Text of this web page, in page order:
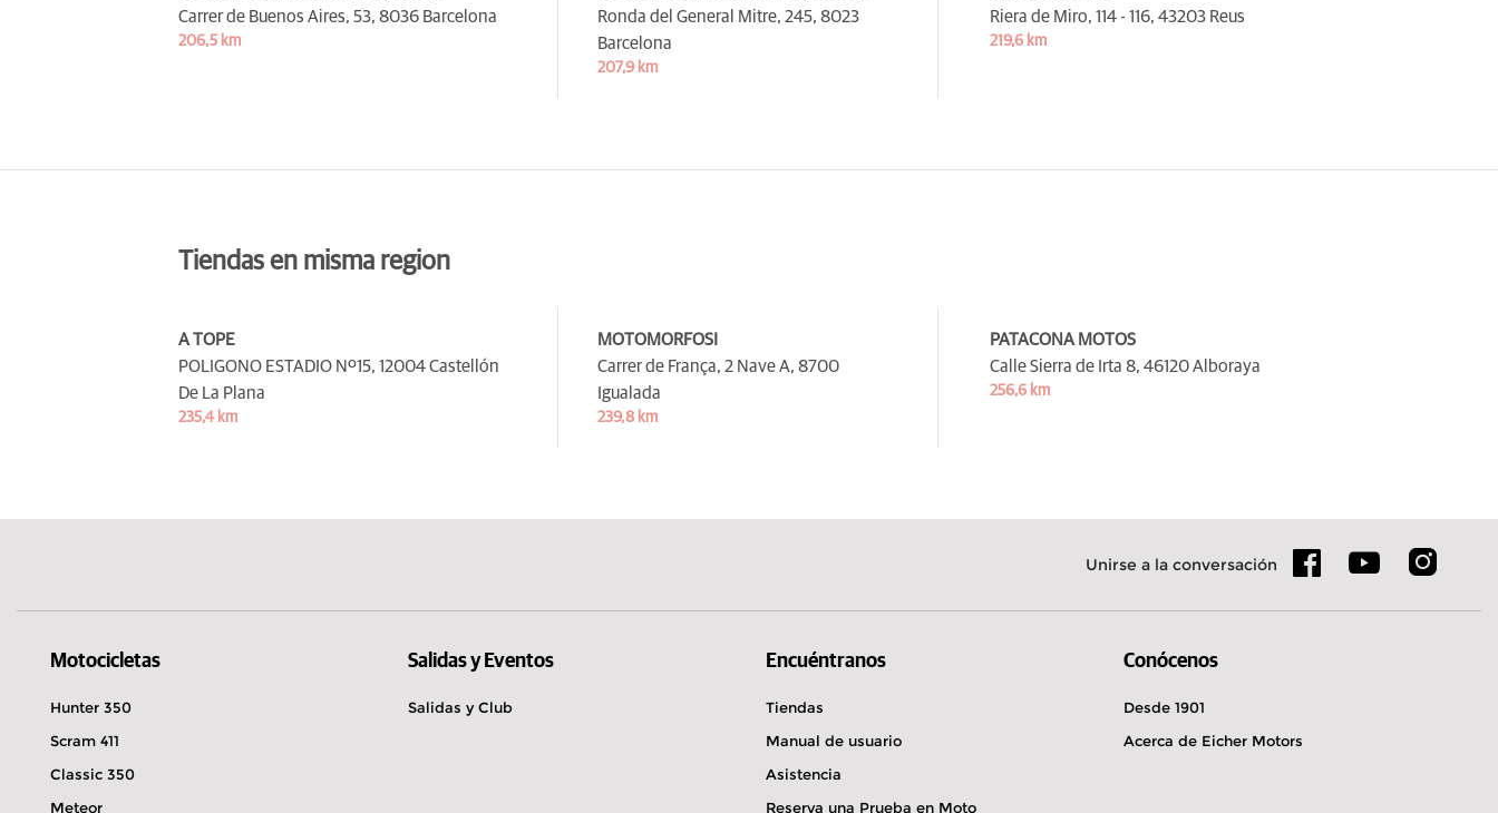
Carrer de Buenos Aires, 53, 8036 Barcelona
206,5 km
Ronda del General Mitre, 245, 8023
Barcelona
207,9 km
Riera de Miro, 114 - 116, 43203 Reus
219,6 km
Tiendas en misma region
A TOPE
POLIGONO ESTADIO Nº15, 12004 Castellón
De La Plana
235,4 km
MOTOMORFOSI
Carrer de França, 2 Nave A, 8700
Igualada
239,8 km
PATACONA MOTOS
Calle Sierra de Irta 8, 46120 Alboraya
256,6 km
Unirse a la conversación
Motocicletas
Hunter 350
Scram 411
Classic 350
Meteor
Salidas y Eventos
Salidas y Club
Encuéntranos
Tiendas
Manual de usuario
Asistencia
Reserva una Prueba en Moto
Conócenos
Desde 1901
Acerca de Eicher Motors